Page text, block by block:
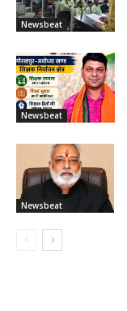
Newsbeat
Newsbeat
Newsbeat